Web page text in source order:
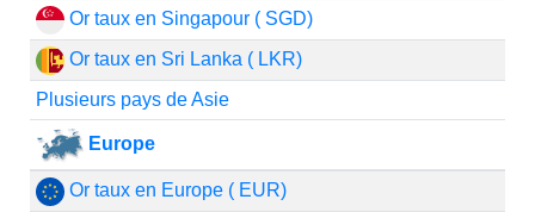
Or taux en Singapour ( SGD)
Or taux en Sri Lanka ( LKR)
Plusieurs pays de Asie
Europe
Or taux en Europe ( EUR)